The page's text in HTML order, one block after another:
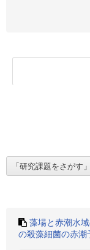
藻場と赤潮水
の殺藻細菌の赤潮